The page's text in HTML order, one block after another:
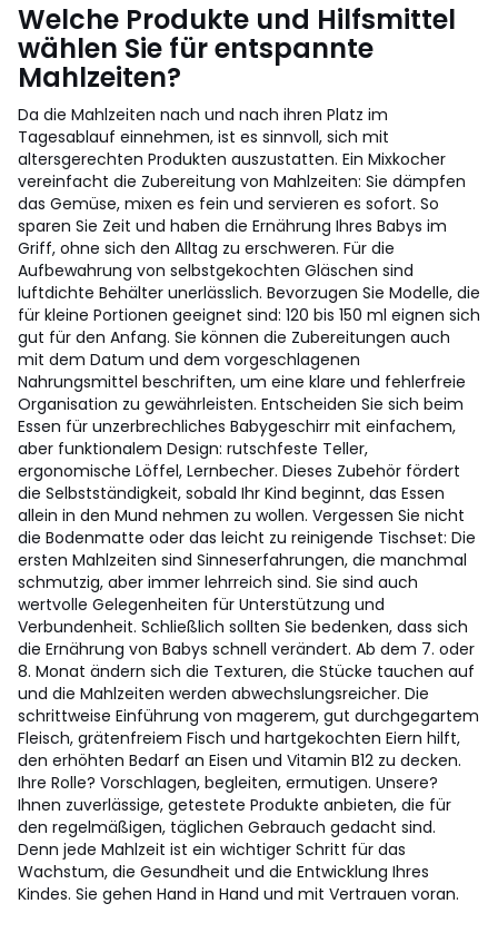
Welche Produkte und Hilfsmittel
wählen Sie für entspannte
Mahlzeiten?
Da die Mahlzeiten nach und nach ihren Platz im
Tagesablauf einnehmen, ist es sinnvoll, sich mit
altersgerechten Produkten auszustatten. Ein Mixkocher
vereinfacht die Zubereitung von Mahlzeiten: Sie dämpfen
das Gemüse, mixen es fein und servieren es sofort. So
sparen Sie Zeit und haben die Ernährung Ihres Babys im
Griff, ohne sich den Alltag zu erschweren. Für die
Aufbewahrung von selbstgekochten Gläschen sind
luftdichte Behälter unerlässlich. Bevorzugen Sie Modelle, die
für kleine Portionen geeignet sind: 120 bis 150 ml eignen sich
gut für den Anfang. Sie können die Zubereitungen auch
mit dem Datum und dem vorgeschlagenen
Nahrungsmittel beschriften, um eine klare und fehlerfreie
Organisation zu gewährleisten. Entscheiden Sie sich beim
Essen für unzerbrechliches Babygeschirr mit einfachem,
aber funktionalem Design: rutschfeste Teller,
ergonomische Löffel, Lernbecher. Dieses Zubehör fördert
die Selbstständigkeit, sobald Ihr Kind beginnt, das Essen
allein in den Mund nehmen zu wollen. Vergessen Sie nicht
die Bodenmatte oder das leicht zu reinigende Tischset: Die
ersten Mahlzeiten sind Sinneserfahrungen, die manchmal
schmutzig, aber immer lehrreich sind. Sie sind auch
wertvolle Gelegenheiten für Unterstützung und
Verbundenheit. Schließlich sollten Sie bedenken, dass sich
die Ernährung von Babys schnell verändert. Ab dem 7. oder
8. Monat ändern sich die Texturen, die Stücke tauchen auf
und die Mahlzeiten werden abwechslungsreicher. Die
schrittweise Einführung von magerem, gut durchgegartem
Fleisch, grätenfreiem Fisch und hartgekochten Eiern hilft,
den erhöhten Bedarf an Eisen und Vitamin B12 zu decken.
Ihre Rolle? Vorschlagen, begleiten, ermutigen. Unsere?
Ihnen zuverlässige, getestete Produkte anbieten, die für
den regelmäßigen, täglichen Gebrauch gedacht sind.
Denn jede Mahlzeit ist ein wichtiger Schritt für das
Wachstum, die Gesundheit und die Entwicklung Ihres
Kindes. Sie gehen Hand in Hand und mit Vertrauen voran.